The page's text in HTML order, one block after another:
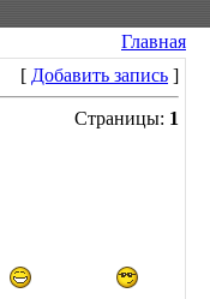
Главная
[ Добавить запись ]
Страницы: 1